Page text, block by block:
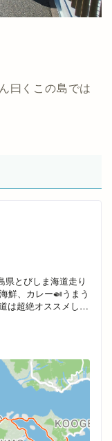
曰くこの島では